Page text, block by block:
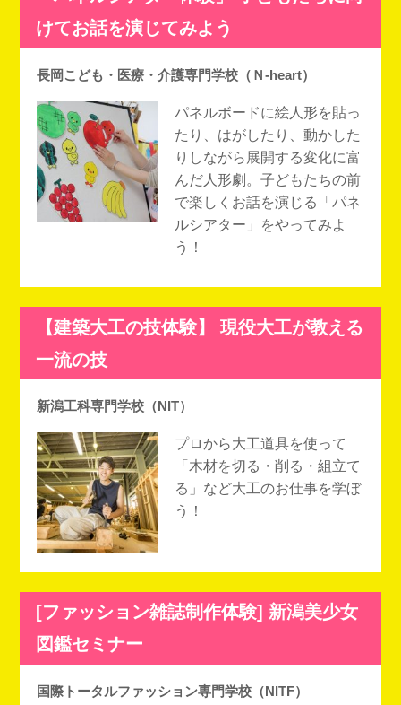
けてお話を演じてみよう
長岡こども・医療・介護専門学校（Ｎ-heart）
パネルボードに絵人形を貼っ
たり、はがしたり、動かした
りしながら展開する変化に富
んだ人形劇。子どもたちの前
で楽しくお話を演じる「パネ
ルシアター」をやってみよ
う！
【建築大工の技体験】 現役大工が教える
一流の技
新潟工科専門学校（NIT）
プロから大工道具を使って
「木材を切る・削る・組立て
る」など大工のお仕事を学ぼ
う！
[ファッション雑誌制作体験] 新潟美少女
図鑑セミナー
国際トータルファッション専門学校（NITF）